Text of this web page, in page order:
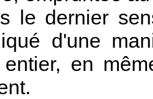
le dernier
d'une
en